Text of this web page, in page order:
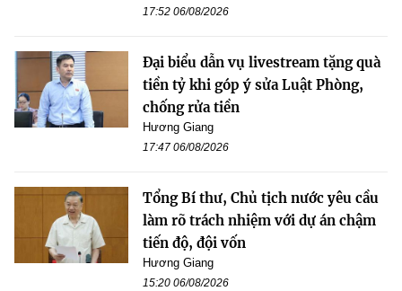
17:52 06/08/2026
Đại biểu dẫn vụ livestream tặng quà
tiền tỷ khi góp ý sửa Luật Phòng,
chống rửa tiền
Hương Giang
17:47 06/08/2026
Tổng Bí thư, Chủ tịch nước yêu cầu
làm rõ trách nhiệm với dự án chậm
tiến độ, đội vốn
Hương Giang
15:20 06/08/2026